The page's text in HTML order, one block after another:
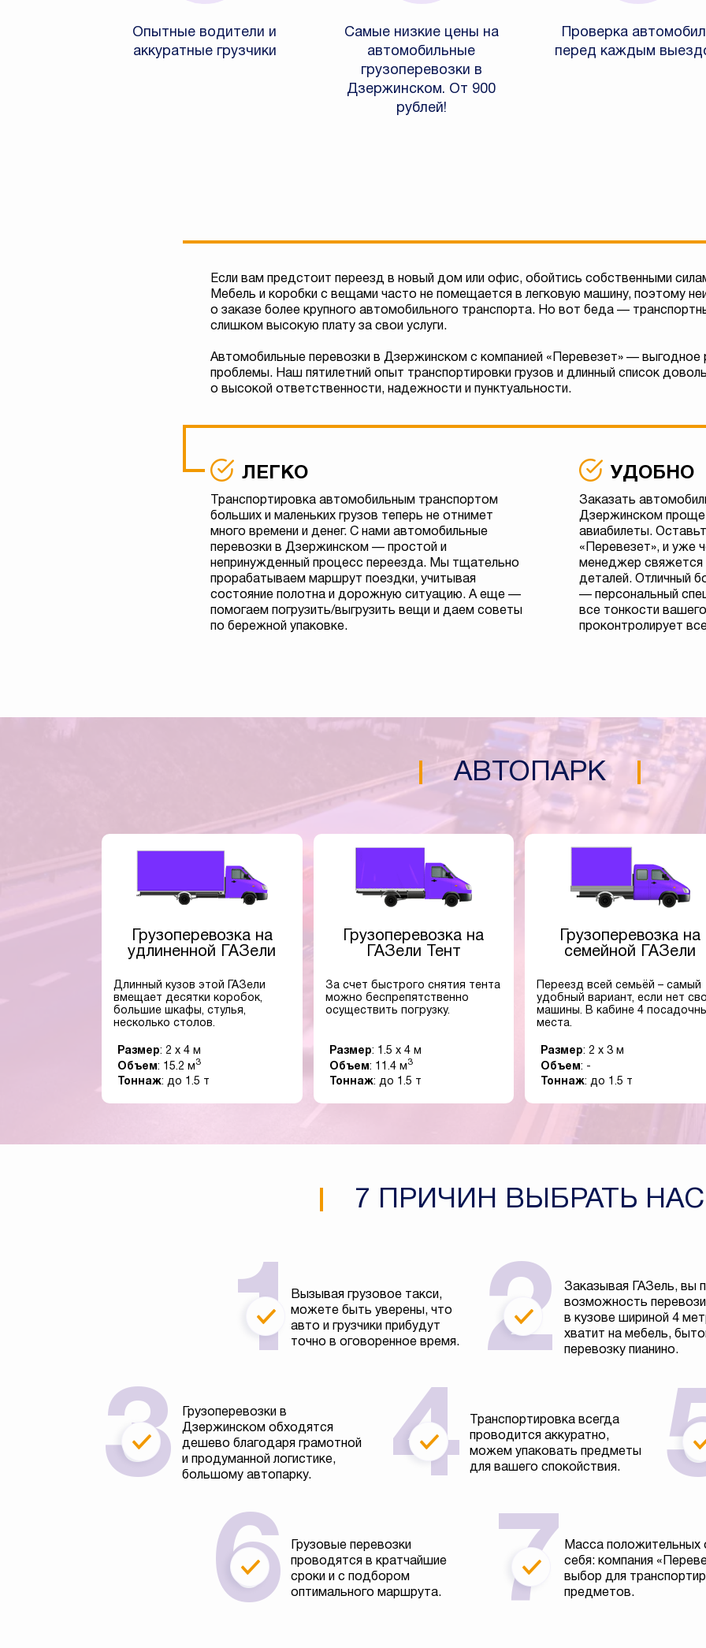
Опытные водители и
аккуратные грузчики
Самые низкие цены на
автомобильные
грузоперевозки в
Дзержинском. От 900
рублей!
Проверка
перед каждым
Если вам предстоит переезд в новый дом или офис, обойтись собственными
Мебель и коробки с вещами часто не помещается в легковую машину, поэтому
о заказе более крупного автомобильного транспорта. Но вот беда —
слишком высокую плату за свои услуги.
Автомобильные перевозки в Дзержинском с компанией «Перевезет» — выгодное
проблемы. Наш пятилетний опыт транспортировки грузов и длинный список
о высокой ответственности, надежности и пунктуальности.
ЛЕГКО
Транспортировка автомобильным транспортом
больших и маленьких грузов теперь не отнимет
много времени и денег. С нами автомобильные
перевозки в Дзержинском — простой и
непринужденный процесс переезда. Мы тщательно
прорабатываем маршрут поездки, учитывая
состояние полотна и дорожную ситуацию. А еще —
помогаем погрузить/выгрузить вещи и даем советы
по бережной упаковке.
УДОБНО
Заказать
Дзержинском
авиабилеты.
«Перевезет», и уже
менеджер свяжется
деталей. Отличный
— персональный
все тонкости
проконтролирует
АВТОПАРК
Грузоперевозка на
удлиненной ГАЗели
Длинный кузов этой ГАЗели
вмещает десятки коробок,
большие шкафы, стулья,
несколько столов.
Размер: 2 x 4 м
Объем: 15.2 м 3
Тоннаж: до 1.5 т
Грузоперевозка на
ГАЗели Тент
За счет быстрого снятия тента
можно беспрепятственно
осуществить погрузку.
Размер: 1.5 x 4 м
Объем: 11.4 м 3
Тоннаж: до 1.5 т
Грузоперевозка на
семейной ГАЗели
Переезд всей семьёй – самый
удобный вариант, если нет
машины. В кабине 4
места.
Размер: 2 x 3 м
Объем: -
Тоннаж: до 1.5 т
7 ПРИЧИН ВЫБРАТЬ НАС
Вызывая грузовое такси,
можете быть уверены, что
авто и грузчики прибудут
точно в оговоренное время.
Заказывая ГАЗель, вы
возможность
в кузове шириной 4
хватит на мебель,
перевозку пианино.
Грузоперевозки в
Дзержинском обходятся
дешево благодаря грамотной
и продуманной логистике,
большому автопарку.
Транспортировка всегда
проводится аккуратно,
можем упаковать предметы
для вашего спокойствия.
Грузовые перевозки
проводятся в кратчайшие
сроки и с подбором
оптимального маршрута.
Масса положительных
себя: компания
выбор для
предметов.